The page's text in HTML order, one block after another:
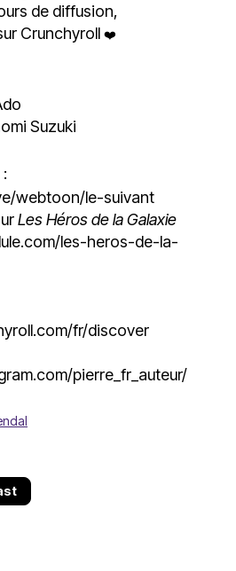
de diffusion,
Crunchyroll ❤️
Suzuki
webtoon/le-suivant
Les Héros de la Galaxie
les-heros-de-la-
fr/discover
pierre_fr_auteur/